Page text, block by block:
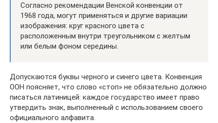
Согласно рекомендации Венской конвенции от
1968 года, могут применяться и другие вариации
изображения: круг красного цвета с
расположенным внутри треугольником с желтым
или белым фоном середины.
Допускаются буквы черного и синего цвета. Конвенция
ООН поясняет, что слово «стоп» не обязательно должно
писаться латиницей: каждое государство имеет право
утвердить знак, выполненный с использованием своего
официального алфавита.